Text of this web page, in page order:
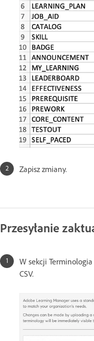
Zapisz zmiany.
Przesyłanie
W sekcji Terminologia
CSV.